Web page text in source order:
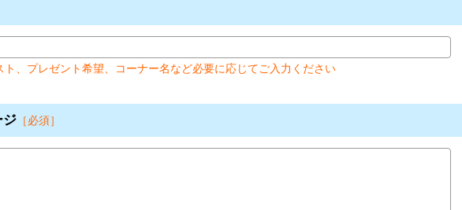
、プレゼント希望、コーナー名など必要に応じてご入力ください
ジ ［必須］